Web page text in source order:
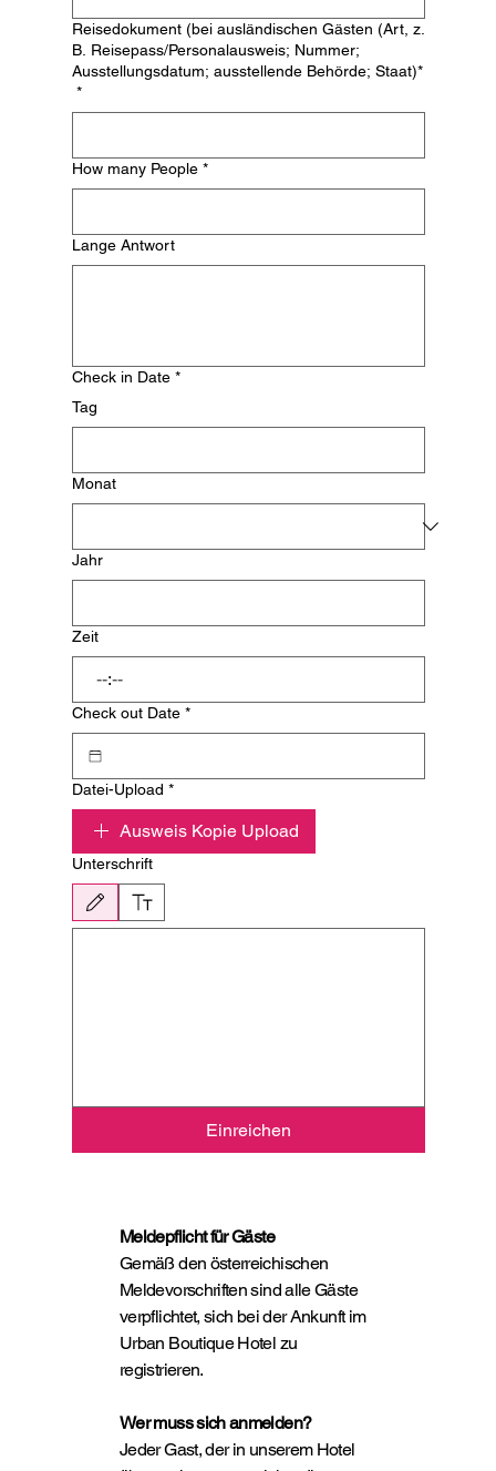
Reisedokument (bei ausländischen Gästen (Art, z.
B. Reisepass/Personalausweis; Nummer;
Ausstellungsdatum; ausstellende Behörde; Staat)*
*
How many People *
Lange Antwort
Check in Date *
Tag
Monat
Jahr
Zeit
:
Check out Date *
Datei-Upload *
Ausweis Kopie Upload
Unterschrift
Zeichenmodus ausgewählt. Zum Zeichnen ist eine Maus oder ein Tastaturfeld
Einreichen
Meldepflicht für Gäste
Gemäß den österreichischen
Meldevorschriften sind alle Gäste
verpflichtet, sich bei der Ankunft im
Urban Boutique Hotel zu
registrieren.
Wer muss sich anmelden?
Jeder Gast, der in unserem Hotel